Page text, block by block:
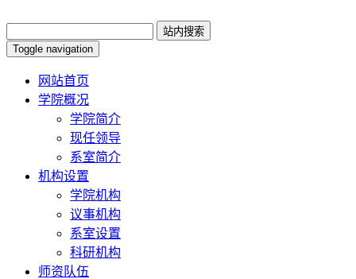
Toggle navigation
网站首页
学院概况
学院简介
现任领导
系室简介
机构设置
学院机构
议事机构
系室设置
科研机构
师资队伍